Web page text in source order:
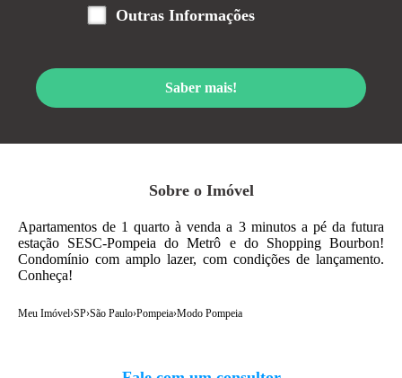
Sobre o Imóvel
Apartamentos de 1 quarto à venda a 3 minutos a pé da futura
estação SESC-Pompeia do Metrô e do Shopping Bourbon!
Condomínio com amplo lazer, com condições de lançamento.
Conheça!
Meu Imóvel›SP›São Paulo›Pompeia›Modo Pompeia
Outras Informações
Saber mais!